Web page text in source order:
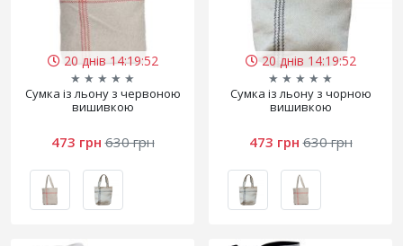
20 днів 14:19:52
★ ★ ★ ★ ★
Сумка із льону з червоною
вишивкою
473 грн 630 грн
20 днів 14:19:52
★ ★ ★ ★ ★
Сумка із льону з чорною
вишивкою
473 грн 630 грн